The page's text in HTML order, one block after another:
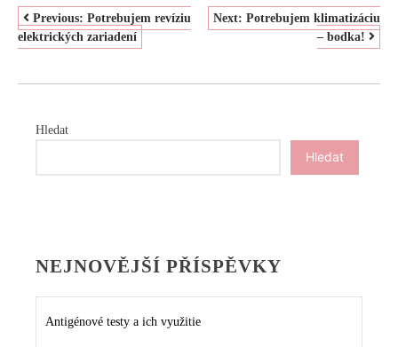
NAVIGACE
PRO
Previous: Potrebujem revíziu
elektrických zariadení
Next: Potrebujem klimatizáciu
– bodka!
Hledat
Hledat
NEJNOVĚJŠÍ PŘÍSPĚVKY
Antigénové testy a ich využitie